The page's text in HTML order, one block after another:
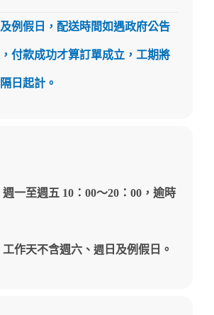
例假日，配送時間如遇政府公告
付款成功才算訂單成立，工期將
日起計。
一至週五 10：00～20： 00，逾時
作天不含週六、 週 日及例假日。